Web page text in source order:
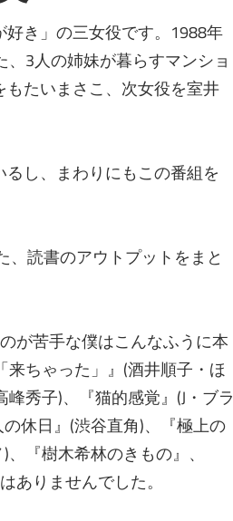
き」の三女役です。1988年
3人の姉妹が暮らすマンショ
たいまさこ、次女役を室井
し、まわりにもこの番組を
読書のアウトプットをまと
が苦手な僕はこんなふうに本
来ちゃった」』(酒井順子・ほ
秀子)、『猫的感覚』(J・ブラ
休日』(渋谷直角)、『極上の
『樹木希林のきもの』、
ありませんでした。